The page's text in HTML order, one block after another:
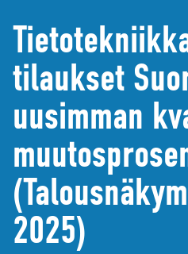
tilaukset
uusimman
2025)